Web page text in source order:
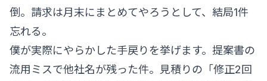
倒。請求は月末にまとめてやろうとして、結局1件
忘れる。
僕が実際にやらかした手戻りを挙げます。提案書の
流用ミスで他社名が残った件。見積りの「修正2回